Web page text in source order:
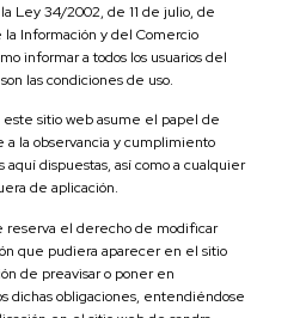
Ley 34/2002, de 11 de julio, de
Información y del Comercio
informar a todos los usuarios del
las condiciones de uso.
este sitio web asume el papel de
a la observancia y cumplimiento
aquí dispuestas, así como a cualquier
de aplicación.
reserva el derecho de modificar
que pudiera aparecer en el sitio
de preavisar o poner en
dichas obligaciones, entendiéndose